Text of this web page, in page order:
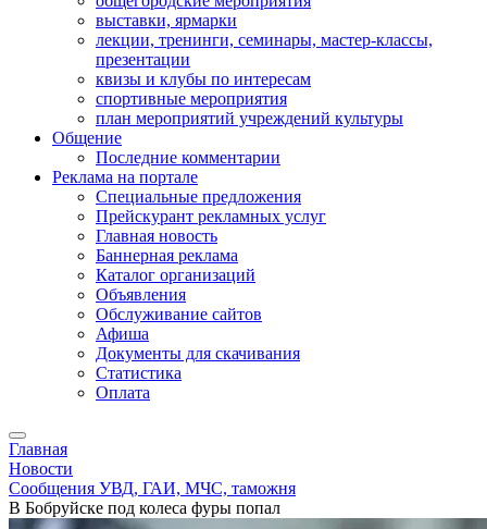
выставки, ярмарки
лекции, тренинги, семинары, мастер-классы,
презентации
квизы и клубы по интересам
спортивные мероприятия
план мероприятий учреждений культуры
Общение
Последние комментарии
Реклама на портале
Специальные предложения
Прейскурант рекламных услуг
Главная новость
Баннерная реклама
Каталог организаций
Объявления
Обслуживание сайтов
Афиша
Документы для скачивания
Статистика
Оплата
Главная
Новости
Сообщения УВД, ГАИ, МЧС, таможня
В Бобруйске под колеса фуры попал